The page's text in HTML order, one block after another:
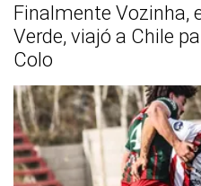
Finalmente Vozinha,
Verde, viajó a Chile
Colo